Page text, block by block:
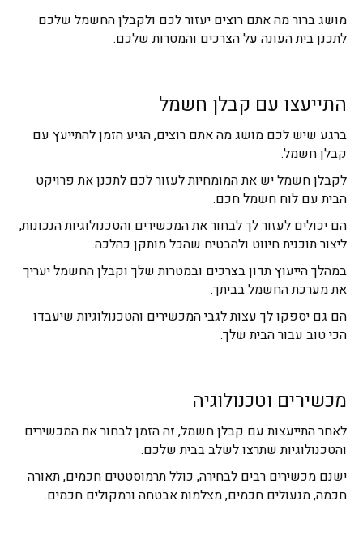
מושג ברור מה אתם רוצים יעזור לכם ולקבלן החשמל שלכם
לתכנן בית העונה על הצרכים והמטרות שלכם.
התייעצו עם קבלן חשמל
ברגע שיש לכם מושג מה אתם רוצים, הגיע הזמן להתייעץ עם
קבלן חשמל.
לקבלן חשמל יש את המומחיות לעזור לכם לתכנן את פרויקט
הבית עם לוח חשמל חכם.
הם יכולים לעזור לך לבחור את המכשירים והטכנולוגיות הנכונות,
ליצור תוכנית חיווט ולהבטיח שהכל מותקן כהלכה.
במהלך הייעוץ תדון בצרכים ובמטרות שלך וקבלן החשמל יעריך
את מערכת החשמל בביתך.
הם גם יספקו לך עצות לגבי המכשירים והטכנולוגיות שיעבדו
הכי טוב עבור הבית שלך.
מכשירים וטכנולוגיה
לאחר התייעצות עם קבלן חשמל, זה הזמן לבחור את המכשירים
והטכנולוגיות שתרצו לשלב בבית שלכם.
ישנם מכשירים רבים לבחירה, כולל תרמוסטטים חכמים, תאורה
חכמה, מנעולים חכמים, מצלמות אבטחה ורמקולים חכמים.